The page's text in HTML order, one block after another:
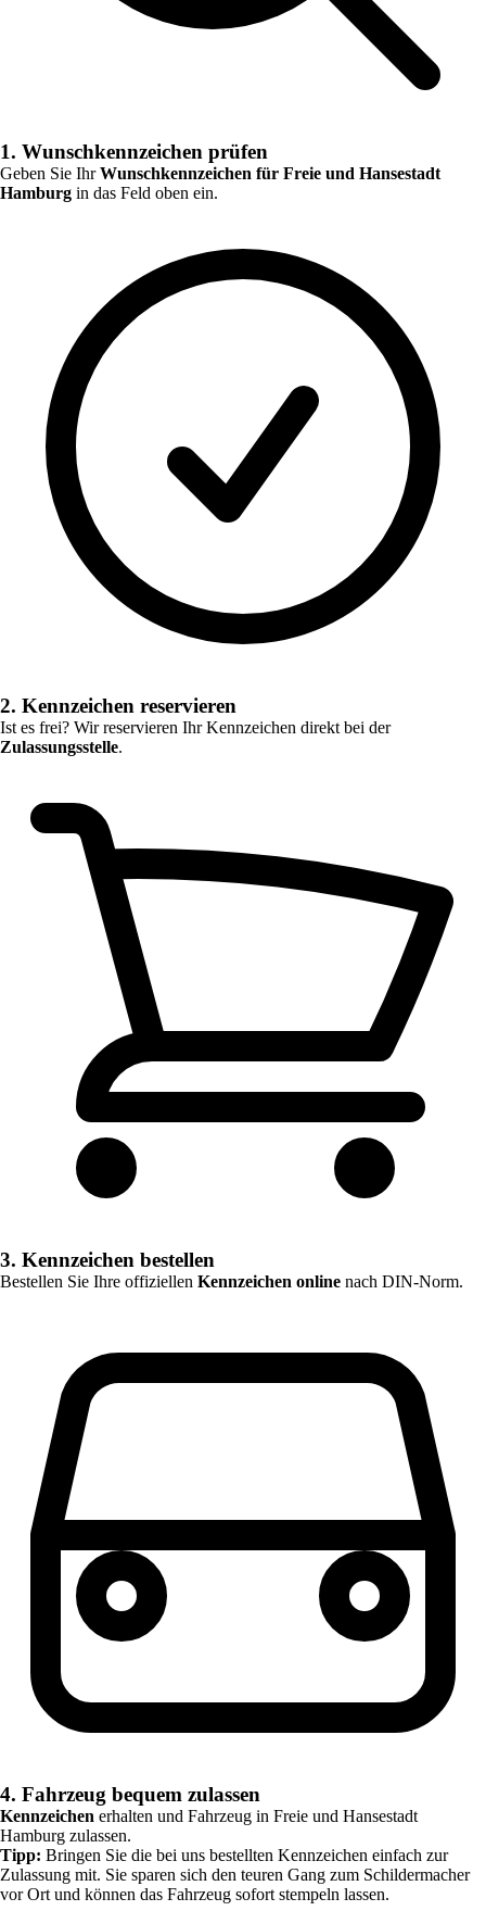
1. Wunschkennzeichen prüfen
Geben Sie IhrWunschkennzeichen für Freie und Hansestadt
Hamburg in das Feld oben ein.
2. Kennzeichen reservieren
Ist es frei? Wir reservieren Ihr Kennzeichen direkt bei der
Zulassungsstelle.
3. Kennzeichen bestellen
Bestellen Sie Ihre offiziellen Kennzeichen online nach DIN-Norm.
4. Fahrzeug bequem zulassen
Kennzeichen erhalten und Fahrzeug in Freie und Hansestadt
Hamburg zulassen.
Tipp: Bringen Sie die bei uns bestellten Kennzeichen einfach zur
Zulassung mit. Sie sparen sich den teuren Gang zum Schildermacher
vor Ort und können das Fahrzeug sofort stempeln lassen.